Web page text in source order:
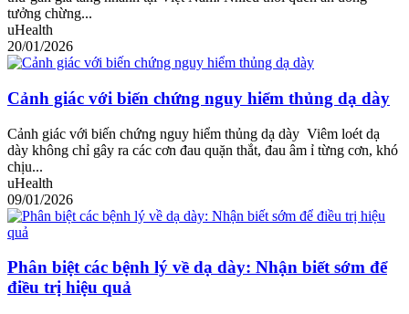
tưởng chừng...
uHealth
20/01/2026
Cảnh giác với biến chứng nguy hiểm thủng dạ dày
Cảnh giác với biến chứng nguy hiểm thủng dạ dày Viêm loét dạ
dày không chỉ gây ra các cơn đau quặn thắt, đau âm ỉ từng cơn, khó
chịu...
uHealth
09/01/2026
Phân biệt các bệnh lý về dạ dày: Nhận biết sớm để
điều trị hiệu quả